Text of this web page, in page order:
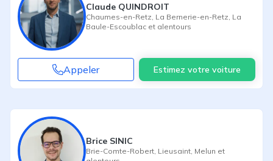
Claude QUINDROIT
Chaumes-en-Retz La Bernerie-en-Retz La
Baule-Escoublac et alentours
Appeler Estimez votre voiture
Brice SINIC
Brie-Comte-Robert Lieusaint Melun et